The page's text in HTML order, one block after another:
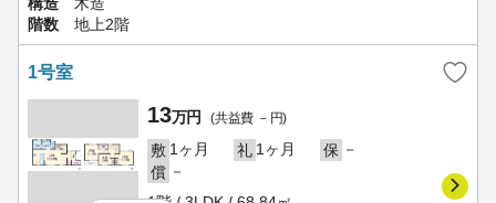
階数
地上2階
1号室
13万円 (共益費 －円)
敷 1ヶ月 礼 1ヶ月 保 －
償 －